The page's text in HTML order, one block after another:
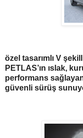
özel tasarımlı V
PETLAS’ın ıslak,
performans
güvenli sürüş